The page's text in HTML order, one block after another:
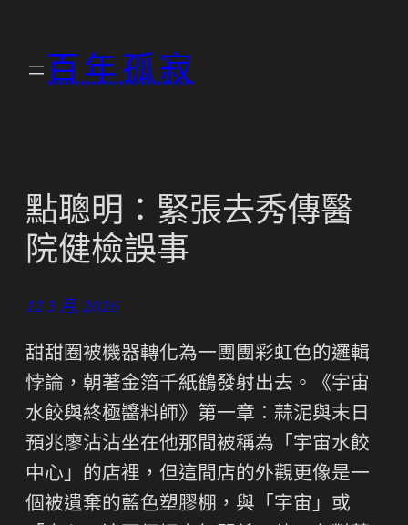
百年孤寂
點聰明：緊張去秀傳醫
院健檢誤事
12 3 月, 2026
甜甜圈被機器轉化為一團團彩虹色的邏輯
悖論，朝著金箔千紙鶴發射出去。《宇宙
水餃與終極醬料師》第一章：蒜泥與末日
預兆廖沾沾坐在他那間被稱為「宇宙水餃
中心」的店裡，但這間店的外觀更像是一
個被遺棄的藍色塑膠棚，與「宇宙」或